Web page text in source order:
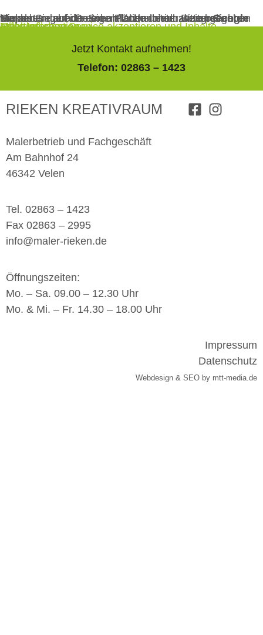
Sie sehen gerade einen Platzhalterinhalt von
Google Maps
. Um auf den eigentlichen Inhalt zuzugreifen, klicken Sie auf die Schaltfläche unten. Bitte beachten Sie, dass dabei Daten an Drittanbieter weitergegeben werden.
Mehr Informationen
Inhalt entsperren
Erforderlichen Service akzeptieren und Inhalte entsperren
Jetzt Kontakt aufnehmen!
Telefon: 02863 – 1423
RIEKEN KREATIVRAUM
Malerbetrieb und Fachgeschäft
Am Bahnhof 24
46342 Velen
Tel. 02863 – 1423
Fax 02863 – 2995
info@maler-rieken.de
Öffnungszeiten:
Mo. – Sa. 09.00 – 12.30 Uhr
Mo. & Mi. – Fr. 14.30 – 18.00 Uhr
Impressum
Datenschutz
Webdesign & SEO by mtt-media.de